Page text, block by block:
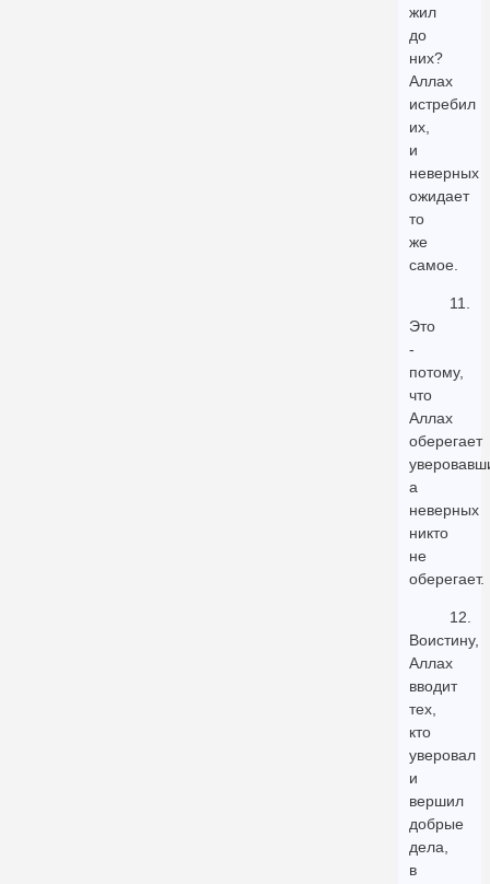
жил
до
них?
Аллах
истребил
их,
и
неверных
ожидает
то
же
самое.
11.
Это
-
потому,
что
Аллах
оберегает
а
неверных
никто
не
оберегает.
12.
Воистину,
Аллах
вводит
тех,
кто
уверовал
и
вершил
добрые
дела,
в